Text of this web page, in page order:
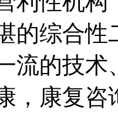
的综合性
流的技术
，康复咨